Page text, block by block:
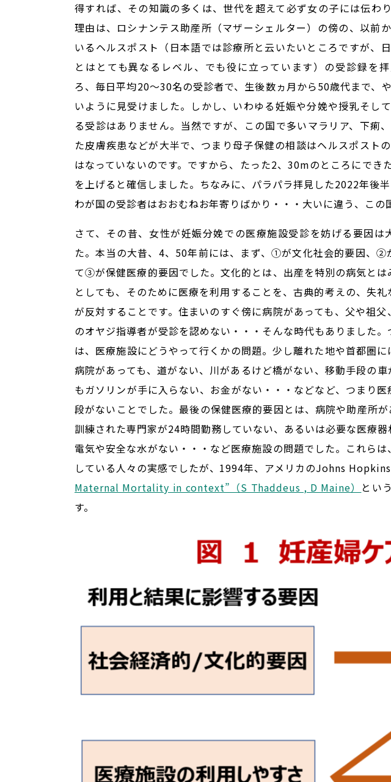
得すれば、その知識の多くは、世代を超えて必ず女の子には伝わ
理由は、ロシナンテス助産所（マザーシェルター）の傍の、以前
いるヘルスポスト（日本語では診療所と云いたいところですが、
とはとても異なるレベル、でも役に立っています）の受診録を
ろ、毎日平均20～30名の受診者で、生後数ヵ月から50歳代まで、
いように見受けました。しかし、いわゆる妊娠や分娩や授乳そし
る受診はありません。当然ですが、この国で多いマラリア、下痢
た皮膚疾患などが大半で、つまり母子保健の相談はヘルスポスト
はなっていないのです。ですから、たった2、30mのところにで
を上げると確信しました。ちなみに、パラパラ拝見した2022年後
わが国の受診者はおおむねお年寄りばかり・・・大いに違う、この
さて、その昔、女性が妊娠分娩での医療施設受診を妨げる要因は
た。本当の大昔、4、50年前には、まず、①が文化社会的要因、②
て③が保健医療的要因でした。文化的とは、出産を特別の病気とは
としても、そのために医療を利用することを、古典的考えの、失
が反対することです。住まいのすぐ傍に病院があっても、父や祖
のオヤジ指導者が受診を認めない・・・そんな時代もありました。
は、医療施設にどうやって行くかの問題。少し離れた地や首都圏
病院があっても、道がない、川があるけど橋がない、移動手段の車
もガソリンが手に入らない、お金がない・・・などなど、つまり
段がないことでした。最後の保健医療的要因とは、病院や助産所が
訓練された専門家が24時間勤務していない、あるいは必要な医療器
電気や安全な水がない・・・など医療施設の問題でした。これら
している人々の実感でしたが、1994年、アメリカのJohns
Maternal Mortality in context”（S Thaddeus , D Maine）
とい
す。